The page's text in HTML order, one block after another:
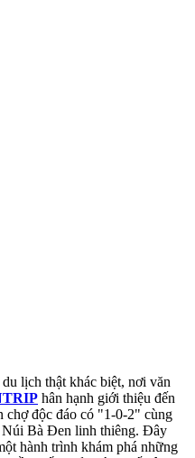
lịch thật khác biệt, nơi văn
hân hạnh giới thiệu đến
chợ độc đáo có "1-0-2" cùng
Núi Bà Đen linh thiêng. Đây
hành trình khám phá những